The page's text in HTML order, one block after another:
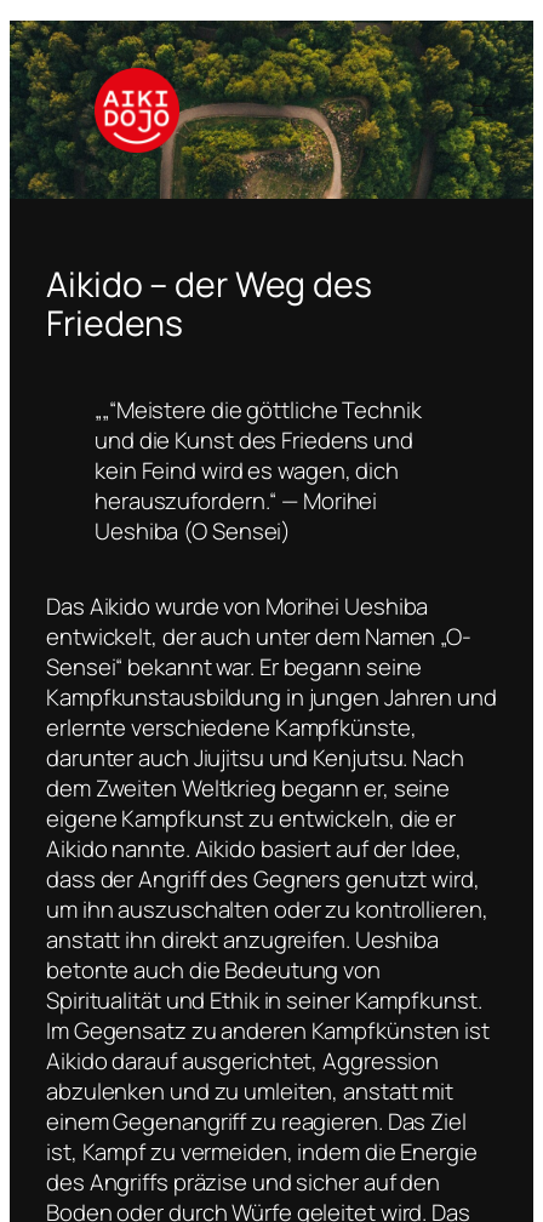
Skip
to
content
Aikido – der Weg des
Friedens
„„“Meistere die göttliche Technik
und die Kunst des Friedens und
kein Feind wird es wagen, dich
herauszufordern.“ — Morihei
Ueshiba (O Sensei)
Das Aikido wurde von Morihei Ueshiba
entwickelt, der auch unter dem Namen „O-
Sensei“ bekannt war. Er begann seine
Kampfkunstausbildung in jungen Jahren und
erlernte verschiedene Kampfkünste,
darunter auch Jiujitsu und Kenjutsu. Nach
dem Zweiten Weltkrieg begann er, seine
eigene Kampfkunst zu entwickeln, die er
Aikido nannte. Aikido basiert auf der Idee,
dass der Angriff des Gegners genutzt wird,
um ihn auszuschalten oder zu kontrollieren,
anstatt ihn direkt anzugreifen. Ueshiba
betonte auch die Bedeutung von
Spiritualität und Ethik in seiner Kampfkunst.
Im Gegensatz zu anderen Kampfkünsten ist
Aikido darauf ausgerichtet, Aggression
abzulenken und zu umleiten, anstatt mit
einem Gegenangriff zu reagieren. Das Ziel
ist, Kampf zu vermeiden, indem die Energie
des Angriffs präzise und sicher auf den
Boden oder durch Würfe geleitet wird. Das